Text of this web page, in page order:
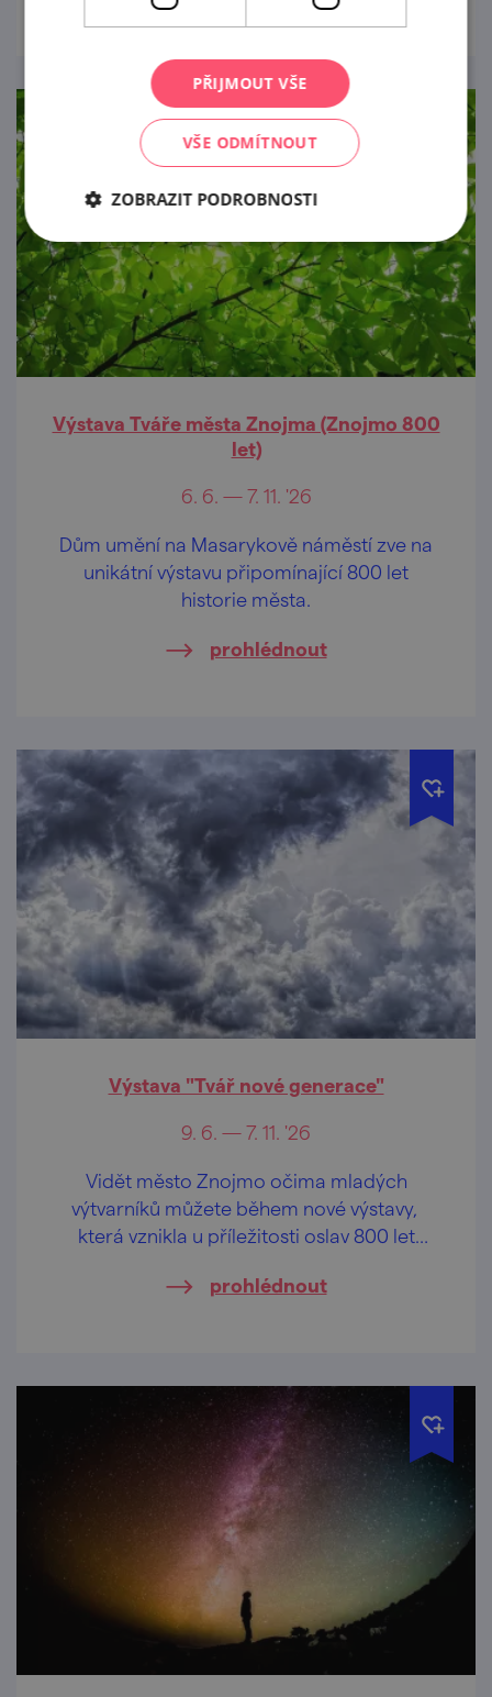
Výstava Tváře města Znojma (Znojmo 800
let)
6. 6. — 7. 11. '26
Dům umění na Masarykově náměstí zve na
unikátní výstavu připomínající 800 let
historie města.
prohlédnout
Výstava "Tvář nové generace"
9. 6. — 7. 11. '26
Vidět město Znojmo očima mladých
výtvarníků můžete během nové výstavy,
která vznikla u příležitosti oslav 800 let
prohlédnout
PŘIJMOUT VŠE
VŠE ODMÍTNOUT
ZOBRAZIT PODROBNOSTI